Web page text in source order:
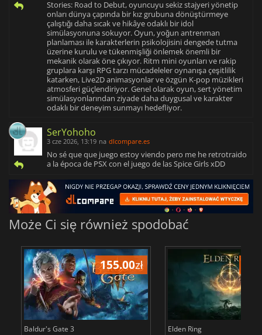
Stories: Road to Debut, oyuncuyu sekiz stajyeri yönetip
onları dünya çapında bir kız grubuna dönüştürmeye
çalıştığı daha sıcak ve hikâye odaklı bir idol
simülasyonuna sokuyor. Oyun, yoğun antrenman
planlaması ile karakterlerin psikolojisini dengede tutma
üzerine kurulu ve tükenmişliği önlemek önemli bir
mekanik olarak öne çıkıyor. Ritm mini oyunları ve rakip
gruplara karşı RPG tarzı mücadeleler oynanışa çeşitlilik
katarken, Live2D animasyonlar ve özgün K-pop müzikleri
atmosferi güçlendiriyor. Genel olarak oyun, sert yönetim
simülasyonlarından ziyade daha duygusal ve karakter
odaklı bir deneyim sunmayı hedefliyor.
SerYohoho
3 cze 2026, 13:19 na dlcompare.es
No sé que que juego estoy viendo pero me he retrotraido
a la época de PSX con el juego de las Spice Girls xDD
Może Ci się również spodobać
155.00zł
Baldur's Gate 3 Elden Ring